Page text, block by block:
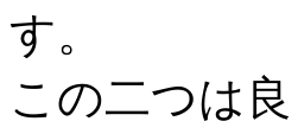
す。
この二つは